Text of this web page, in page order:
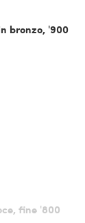
bronzo, '900
fine '800